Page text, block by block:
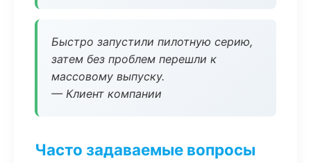
Быстро запустили пилотную серию,
затем без проблем перешли к
массовому выпуску.
— Клиент компании
Часто задаваемые вопросы